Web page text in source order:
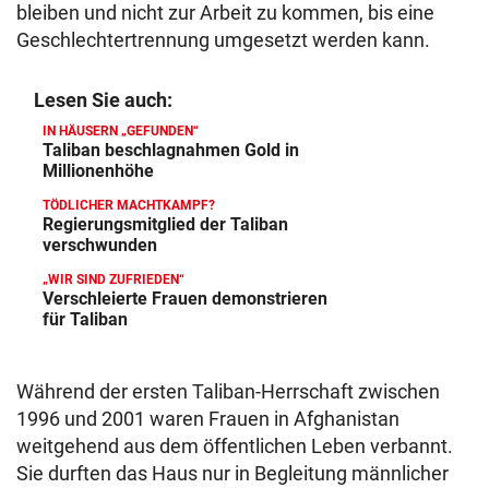
bleiben und nicht zur Arbeit zu kommen, bis eine
Geschlechtertrennung umgesetzt werden kann.
Lesen Sie auch:
IN HÄUSERN „GEFUNDEN“
Taliban beschlagnahmen Gold in
Millionenhöhe
TÖDLICHER MACHTKAMPF?
Regierungsmitglied der Taliban
verschwunden
„WIR SIND ZUFRIEDEN“
Verschleierte Frauen demonstrieren
für Taliban
Während der ersten Taliban-Herrschaft zwischen
1996 und 2001 waren Frauen in Afghanistan
weitgehend aus dem öffentlichen Leben verbannt.
Sie durften das Haus nur in Begleitung männlicher